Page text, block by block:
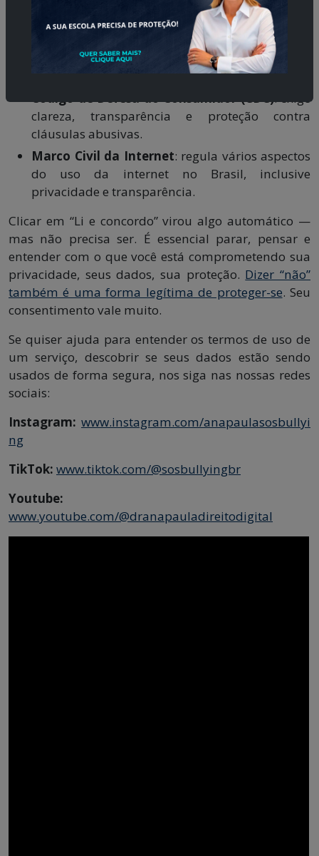
LGPD – Lei Geral de Proteção de Dados : define
direitos dos usuários, obriga empresas a
informar claramente o uso de dados, possibilita
revogação do consentimento etc.
Código de Defesa do Consumidor (CDC): exige
clareza, transparência e proteção contra
cláusulas abusivas.
Marco Civil da Internet: regula vários aspectos
do uso da internet no Brasil, inclusive
privacidade e transparência.
Clicar em “Li e concordo” virou algo automático —
mas não precisa ser. É essencial parar, pensar e
entender com o que você está comprometendo sua
privacidade, seus dados, sua proteção. Dizer “não”
também é uma forma legítima de proteger-se. Seu
consentimento vale muito.
Se quiser ajuda para entender os termos de uso de
um serviço, descobrir se seus dados estão sendo
usados de forma segura, nos siga nas nossas redes
sociais:
Instagram: www.instagram.com/anapaulasosbullyi
ng
TikTok: www.tiktok.com/@sosbullyingbr
Youtube:
www.youtube.com/@dranapauladireitodigital